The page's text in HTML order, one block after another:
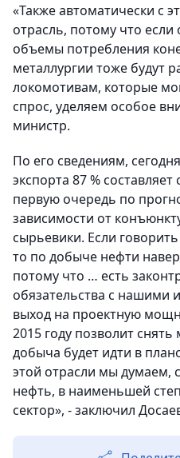
«Также автоматически с
отрасль, потому что если
объемы потребления
металлургии тоже будут
локомотивам, которые
спрос, уделяем особое
министр.
По его сведениям,
экспорта 87 %
первую очередь по
зависимости от
сырьевики. Если
то по добыче нефти
потому что … есть
обязательства с нашими
выход на проектную
2015 году позволит
добыча будет идти в
этой отрасли мы думаем,
нефть, в наименьшей
сектор», - заключил